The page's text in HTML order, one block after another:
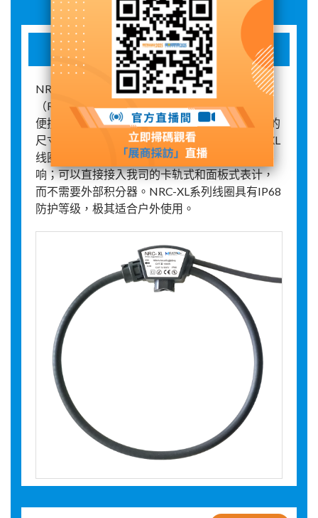
柔性罗氏线圈NRC-XL
NRC-XL系列是新一代的柔性罗氏线圈
（Rogowski® coil）电流传感器，特别适用于与
便携式器件结合进行测量。NRC-XL线圈有不同的
尺寸，以应对不同导体的情形。新一代的NRC-XL
线圈强化了屏蔽层，大幅降低了受外部磁场的影
响；可以直接接入我司的卡轨式和面板式表计，
而不需要外部积分器。NRC-XL系列线圈具有IP68
防护等级，极其适合户外使用。